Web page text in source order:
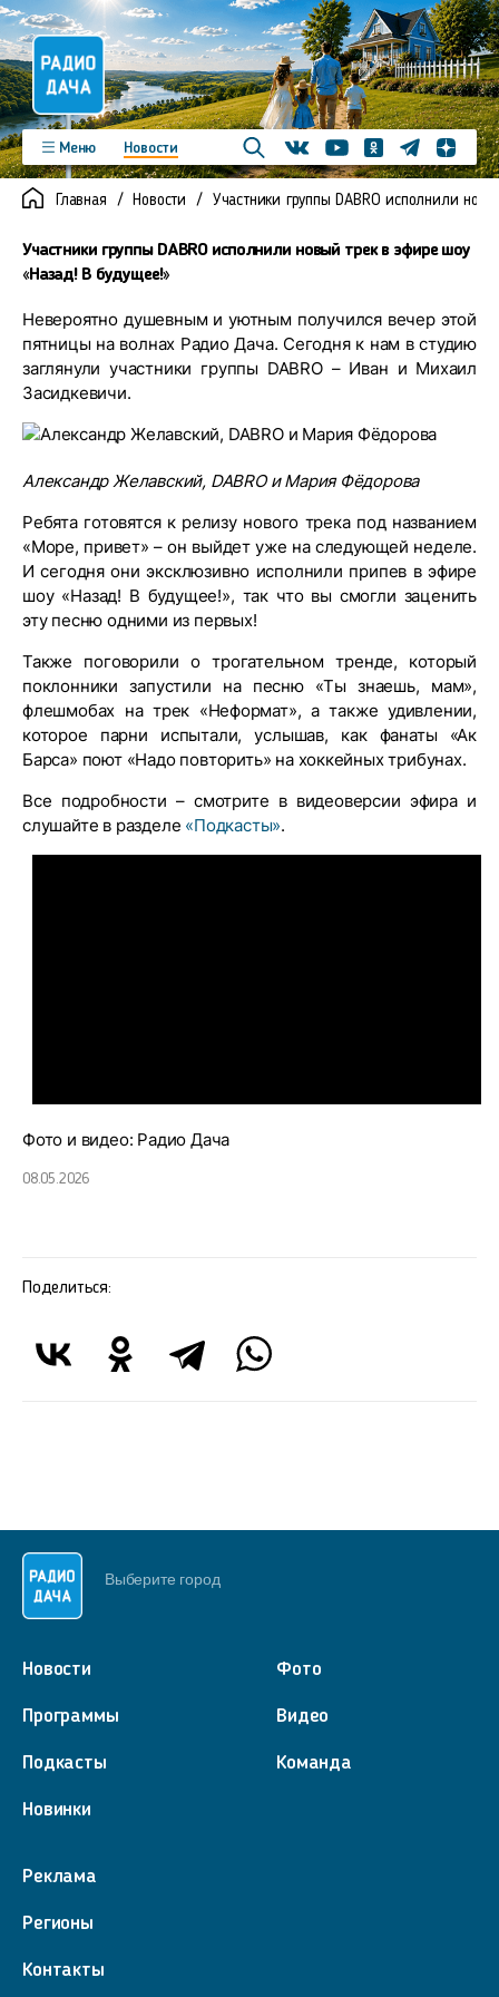
Меню
Новости
Программы
Подкасты
Новинки
Фото
Видео
Контакты
ВконтактеYoutubeОдноклассники
ТелеграмЯндекс
Главная Новости Участники группы DABRO исполнили
Участники группы DABRO исполнили новый трек в эфире шоу
«Назад! В будущее!»
Невероятно душевным и уютным получился вечер этой
пятницы на волнах Радио Дача. Сегодня к нам в студию
заглянули участники группы DABRO – Иван и Михаил
Засидкевичи.
Александр Желавский, DABRO и Мария Фёдорова
Ребята готовятся к релизу нового трека под названием
«Море, привет» – он выйдет уже на следующей неделе.
И сегодня они эксклюзивно исполнили припев в эфире
шоу «Назад! В будущее!», так что вы смогли заценить
эту песню одними из первых!
Также поговорили о трогательном тренде, который
поклонники запустили на песню «Ты знаешь, мам»,
флешмобах на трек «Неформат», а также удивлении,
которое парни испытали, услышав, как фанаты «Ак
Барса» поют «Надо повторить» на хоккейных трибунах.
Все подробности – смотрите в видеоверсии эфира и
слушайте в разделе «Подкасты».
Фото и видео: Радио Дача
08.05.2026
Поделиться:
Выберите город
Новости
Программы
Подкасты
Новинки
Фото
Видео
Команда
Реклама
Регионы
Контакты